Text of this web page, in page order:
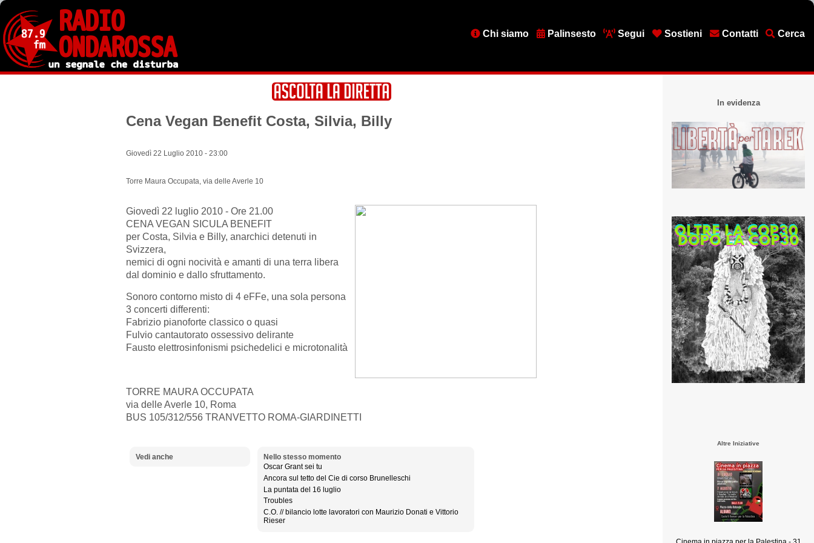
Salta
contenuto
principale
MenuChi siamo Palinsesto Segui Sostieni Contatti Cerca
Cena Vegan Benefit Costa, Silvia, Billy
Giovedì 22 Luglio 2010 - 23:00
Torre Maura Occupata, via delle Averle 10
Giovedì 22 luglio 2010 - Ore 21.00
CENA VEGAN SICULA BENEFIT
per Costa, Silvia e Billy, anarchici detenuti in
Svizzera,
nemici di ogni nocività e amanti di una terra libera
dal dominio e dallo sfruttamento.
Sonoro contorno misto di 4 eFFe, una sola persona
3 concerti differenti:
Fabrizio pianoforte classico o quasi
Fulvio cantautorato ossessivo delirante
Fausto elettrosinfonismi psichedelici e microtonalità
TORRE MAURA OCCUPATA
via delle Averle 10, Roma
BUS 105/312/556 TRANVETTO ROMA-GIARDINETTI
Vedi anche
Nello stesso momento
Oscar Grant sei tu
Ancora sul tetto del Cie di corso Brunelleschi
La puntata del 16 luglio
Troubles
C.O. // bilancio lotte lavoratori con Maurizio Donati e Vittorio
Rieser
In evidenza
Altre Iniziative